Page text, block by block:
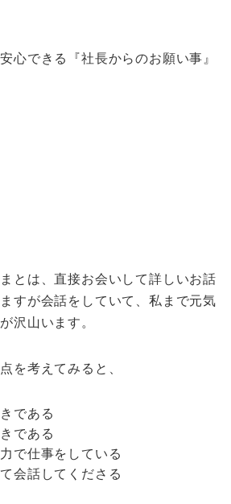
心できる『社長からのお願い事』
とは、直接お会いして詳しいお話
すが会話をしていて、私まで元気
沢山います。
を考えてみると、
である
である
で仕事をしている
会話してくださる